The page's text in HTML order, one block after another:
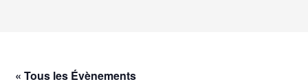
« Tous les Évènements